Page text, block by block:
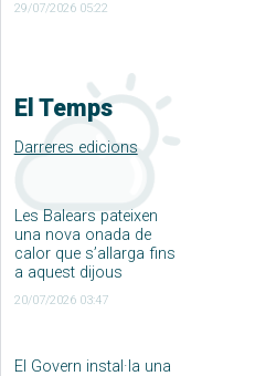
29/07/2026 05:22
El Temps
Darreres edicions
Les Balears pateixen
una nova onada de
calor que s’allarga fins
a aquest dijous
20/07/2026 03:47
El Govern instal·la una